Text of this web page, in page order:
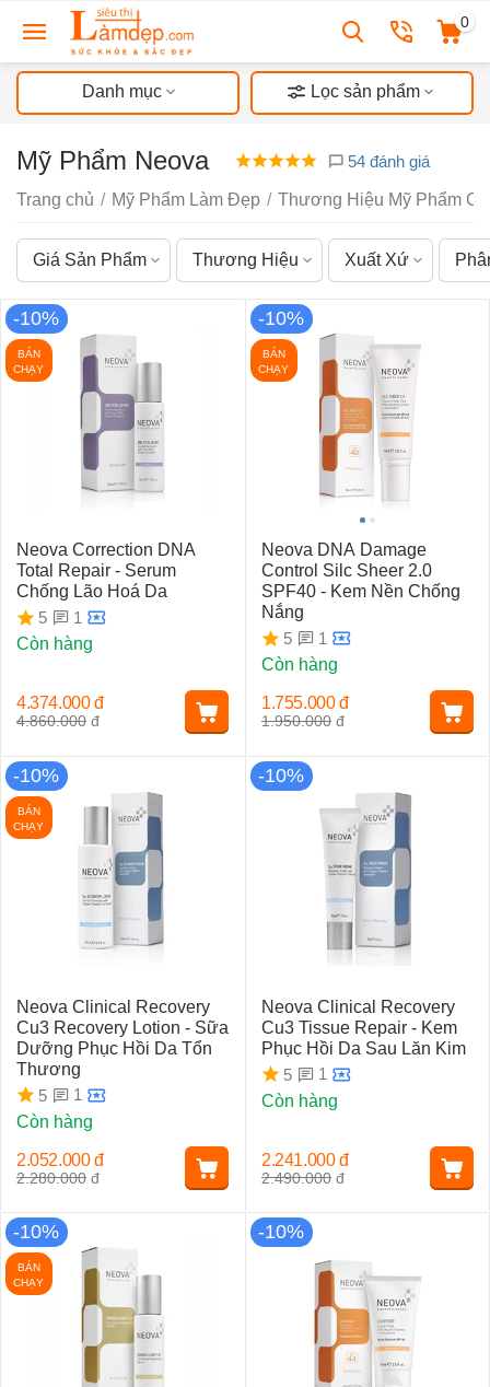
0
Danh mục Lọc sản phẩm
Mỹ Phẩm Neova 54 đánh giá
Trang chủ / Mỹ Phẩm Làm Đẹp / Thương Hiệu Mỹ Phẩm
Giá Sản Phẩm Thương Hiệu Xuất Xứ
-10%
BÁN
CHẠY
Neova Correction DNA
Total Repair - Serum
Chống Lão Hoá Da
5
1
Còn hàng
4.860.000 đ
4.374.000 đ
-10%
BÁN
CHẠY
Neova DNA Damage
Control Silc Sheer 2.0
SPF40 - Kem Nền Chống
Nắng
5
1
Còn hàng
1.950.000 đ
1.755.000 đ
-10%
BÁN
CHẠY
Neova Clinical Recovery
Cu3 Recovery Lotion - Sữa
Dưỡng Phục Hồi Da Tổn
Thương
5
1
Còn hàng
2.280.000 đ
2.052.000 đ
-10%
Neova Clinical Recovery
Cu3 Tissue Repair - Kem
Phục Hồi Da Sau Lăn Kim
5
1
Còn hàng
2.490.000 đ
2.241.000 đ
-10%
BÁN
CHẠY
-10%